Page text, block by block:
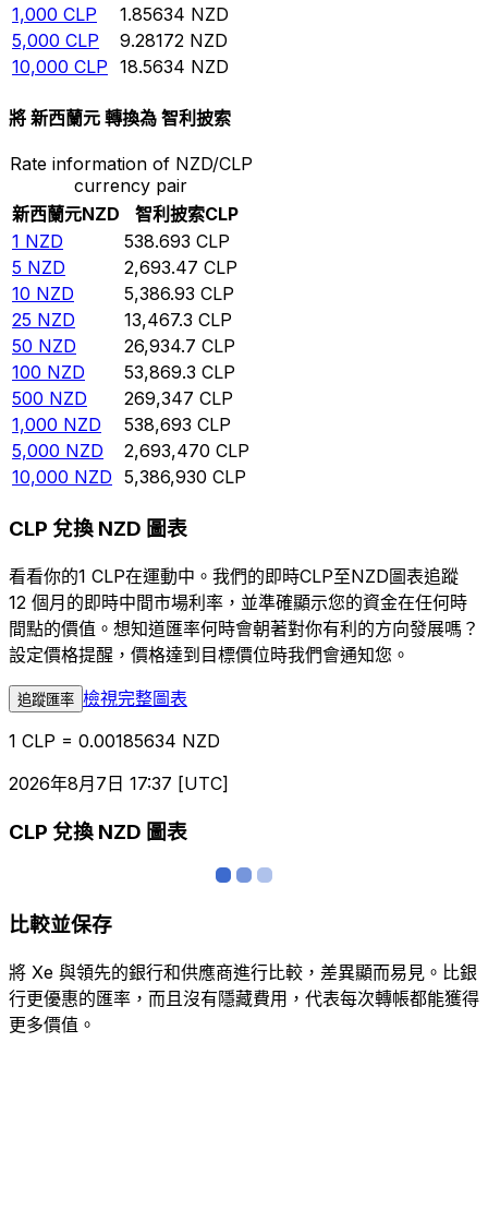
1,000 CLP 1.85634 NZD
5,000 CLP 9.28172 NZD
10,000 CLP 18.5634 NZD
將 新西蘭元 轉換為 智利披索
Rate information of NZD/CLP
currency pair
新西蘭元NZD 智利披索CLP
1 NZD 538.693 CLP
5 NZD 2,693.47 CLP
10 NZD 5,386.93 CLP
25 NZD 13,467.3 CLP
50 NZD 26,934.7 CLP
100 NZD 53,869.3 CLP
500 NZD 269,347 CLP
1,000 NZD 538,693 CLP
5,000 NZD 2,693,470 CLP
10,000 NZD 5,386,930 CLP
CLP 兌換 NZD 圖表
看看你的1 CLP在運動中。我們的即時CLP至NZD圖表追蹤
12 個月的即時中間市場利率，並準確顯示您的資金在任何時
間點的價值。想知道匯率何時會朝著對你有利的方向發展嗎？
設定價格提醒，價格達到目標價位時我們會通知您。
追蹤匯率 檢視完整圖表
1 CLP = 0.00185634 NZD
2026年8月7日 17:37 [UTC]
CLP 兌換 NZD 圖表
比較並保存
將 Xe 與領先的銀行和供應商進行比較，差異顯而易見。比銀
行更優惠的匯率，而且沒有隱藏費用，代表每次轉帳都能獲得
更多價值。